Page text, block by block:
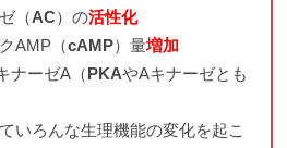
（AC）の活性化
AMP（cAMP）量増加
ナーゼA（PKAやAキナーゼとも
いろんな生理機能の変化を起こ